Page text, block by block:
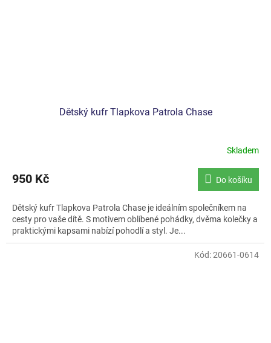
Dětský kufr Tlapkova Patrola Chase
Skladem
950 Kč Do košíku
Dětský kufr Tlapkova Patrola Chase je ideálním společníkem na
cesty pro vaše dítě. S motivem oblíbené pohádky, dvěma kolečky a
praktickými kapsami nabízí pohodlí a styl. Je...
Kód:20661-0614